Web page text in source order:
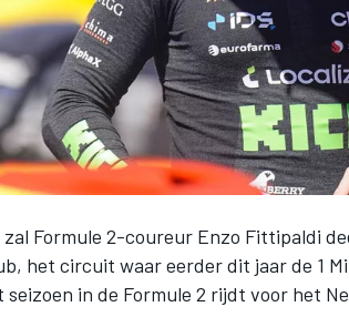
zal Formule 2-coureur Enzo Fittipaldi
het circuit waar eerder dit jaar de 1
in de Formule 2 rijdt voor het